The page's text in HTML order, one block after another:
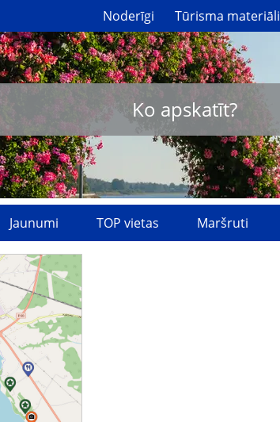
Noderīgi Tūrisma materiāli
Ko apskatīt?
Jaunumi TOP vietas Maršruti